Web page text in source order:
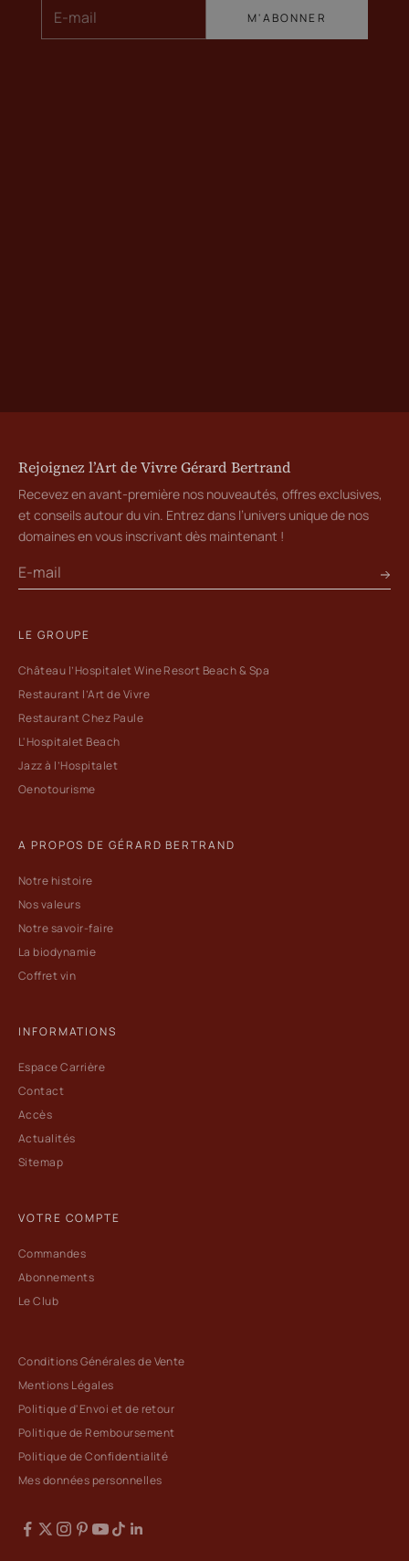
M'ABONNER
Rejoignez l’Art de Vivre Gérard Bertrand
Recevez en avant-première nos nouveautés, offres exclusives,
et conseils autour du vin. Entrez dans l’univers unique de nos
domaines en vous inscrivant dès maintenant !
LE GROUPE
Château l’Hospitalet Wine Resort Beach & Spa
Restaurant l’Art de Vivre
Restaurant Chez Paule
L'Hospitalet Beach
Jazz à l’Hospitalet
Oenotourisme
A PROPOS DE GÉRARD BERTRAND
Notre histoire
Nos valeurs
Notre savoir-faire
La biodynamie
Coffret vin
INFORMATIONS
Espace Carrière
Contact
Accès
Actualités
Sitemap
VOTRE COMPTE
Commandes
Abonnements
Le Club
Conditions Générales de Vente
Mentions Légales
Politique d'Envoi et de retour
Politique de Remboursement
Politique de Confidentialité
Mes données personnelles